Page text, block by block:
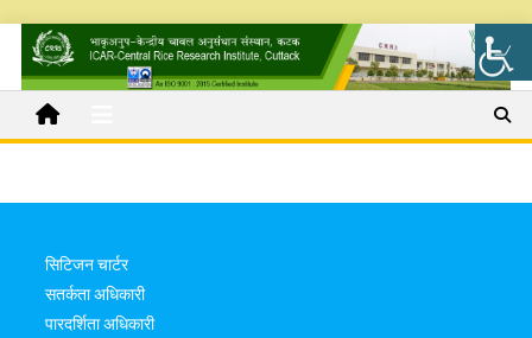
सिटिजन चार्टर
सतर्कता अधिकारी
पारदर्शिता अधिकारी